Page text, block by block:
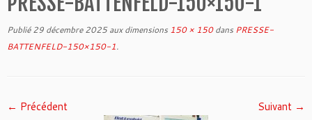
Publié 29 décembre 2025aux dimensions 150 × 150dans PRESSE-
BATTENFELD-150×150-1.
← Précédent Suivant →